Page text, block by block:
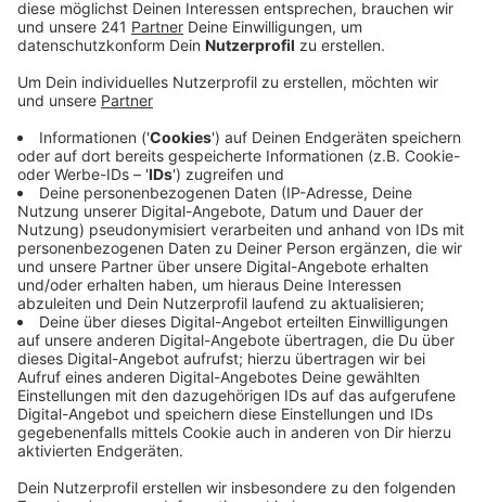
kostet ein klassisches Monats-Ticket für Fahrten
innerhalb von Köln und Bonn inzwischen rund 140
Euro.
Veröffentlicht:Dienstag, 17.03.2026 09:59
Anzeige
Damit ist es das teuerste Monats-Ticket aller
untersuchten Städte. Viele Menschen aus dem
Rheinisch-Bergischen und Oberbergischen Kreis
nutzen den Verkehrsverbund Rhein-Sieg und sind
innerhalb von Köln und Bonn unterwegs. Für sie lohnt
sich laut ADAC deshalb oft ein genauer Blick auf die
Ticketwahl. Denn mit 63 Euro im Monat ist das
Deutschland-Ticket in vielen Fällen deutlich günstiger
als klassische Monats-Tickets der Verkehrsverbünde.
zusätzliche Leistungen wie Mitnahme-Regeln oder